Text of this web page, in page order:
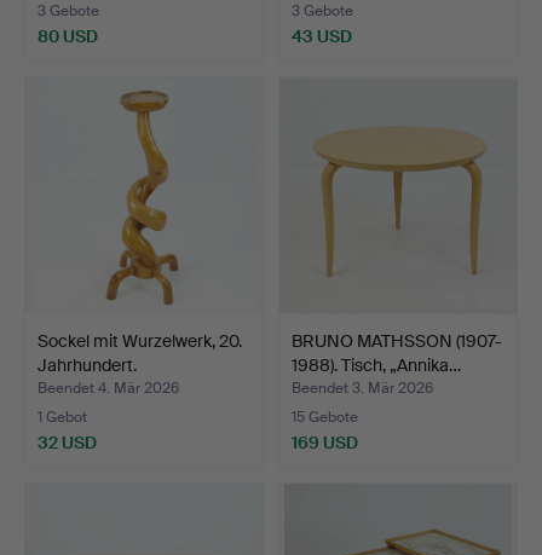
3 Gebote
80 USD
3 Gebote
43 USD
Sockel mit Wurzelwerk, 20.
Jahrhundert.
Beendet 4. Mär 2026
1 Gebot
32 USD
BRUNO MATHSSON (1907-
1988). Tisch, „Annika…
Beendet 3. Mär 2026
15 Gebote
169 USD